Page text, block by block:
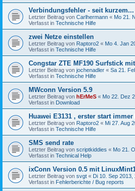
Verbindungsfehler - seit kurzem...
Letzter Beitrag von Carlhermann « Mo 21.
Verfasst in Technische Hilfe
zwei Netze einstellen
Letzter Beitrag von Raptoro2 « Mo 4. Jan
Verfasst in Technische Hilfe
Congstar ZTE MF190 Surfstick
Letzter Beitrag von jochenadler « Sa 21.
Verfasst in Technische Hilfe
MWconn Version 5.9
Letzter Beitrag von hErMeS « Mo 22. Dez
Verfasst in Download
Huawei E3131 , erster start immer
Letzter Beitrag von Raptoro2 « Mi 27. Aug
Verfasst in Technische Hilfe
SMS send rate
Letzter Beitrag von scriptkiddies « Mo 21.
Verfasst in Technical Help
ixConn Version 0.5 mit
Letzter Beitrag von svgt « Di 10. Sep 2013,
Verfasst in Fehlerberichte / Bug reports